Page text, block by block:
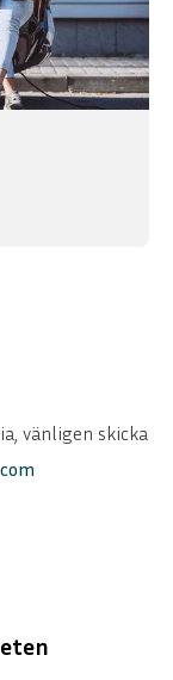
vänligen skicka